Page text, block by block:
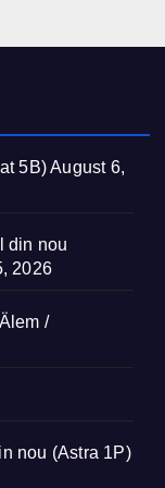
5B)August 6,
din nou
2026
/
nou (Astra 1P)